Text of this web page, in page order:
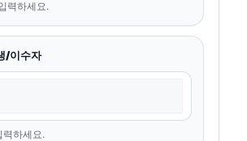
력하세요.
/이수자
력하세요.